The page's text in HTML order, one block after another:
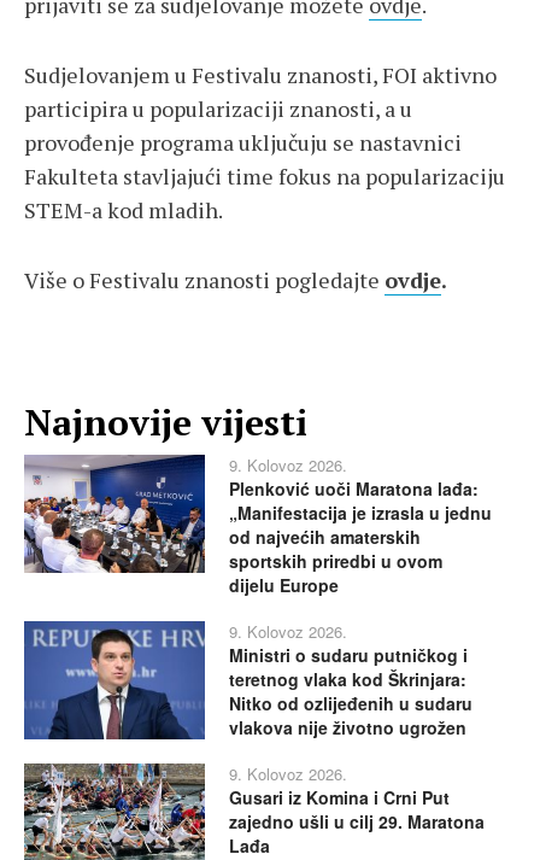
Sudjelovanjem u Festivalu znanosti, FOI aktivno
participira u popularizaciji znanosti, a u
provođenje programa uključuju se nastavnici
Fakulteta stavljajući time fokus na popularizaciju
STEM-a kod mladih.
Više o Festivalu znanosti pogledajte ovdje.
Najnovije vijesti
9. Kolovoz 2026.
Plenković uoči Maratona lađa:
„Manifestacija je izrasla u jednu
od najvećih amaterskih
sportskih priredbi u ovom
dijelu Europe
9. Kolovoz 2026.
Ministri o sudaru putničkog i
teretnog vlaka kod Škrinjara:
Nitko od ozlijeđenih u sudaru
vlakova nije životno ugrožen
9. Kolovoz 2026.
Gusari iz Komina i Crni Put
zajedno ušli u cilj 29. Maratona
Lađa